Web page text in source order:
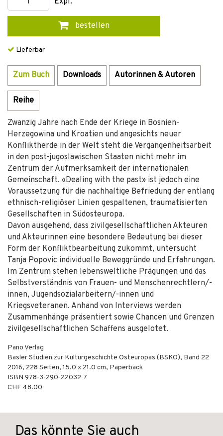
bestellen
Lieferbar
Zum Buch Downloads Autorinnen & Autoren
Reihe
Zwanzig Jahre nach Ende der Kriege in Bosnien-
Herzegowina und Kroatien und angesichts neuer
Konfliktherde in der Welt steht die Vergangenheitsarbeit
in den post-jugoslawischen Staaten nicht mehr im
Zentrum der Aufmerksamkeit der internationalen
Gemeinschaft. «Dealing with the past» ist jedoch eine
Voraussetzung für die nachhaltige Befriedung der entlang
ethnisch-religiöser Linien gespaltenen, traumatisierten
Gesellschaften in Südosteuropa.
Davon ausgehend, dass zivilgesellschaftlichen Akteuren
und Akteurinnen eine besondere Bedeutung bei dieser
Form der Konfliktbearbeitung zukommt, untersucht
Tanja Popovic individuelle Beweggründe und Erfahrungen.
Im Zentrum stehen lebensweltliche Prägungen und das
Selbstverständnis von Frauen- und Menschenrechtlern/-
innen, Jugendsozialarbeitern/-innen und
Kriegsveteranen. Anhand von Interviews werden
Zusammenhänge präsentiert sowie Chancen und Grenzen
zivilgesellschaftlichen Schaffens ausgelotet.
Pano Verlag
Basler Studien zur Kulturgeschichte Osteuropas (BSKO), Band 22
2016, 228 Seiten, 15.0 x 21.0 cm, Paperback
ISBN 978-3-290-22032-7
CHF 48.00
Das könnte Sie auch